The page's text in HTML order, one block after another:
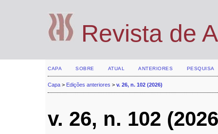
Revista de
CAPA SOBRE ATUAL ANTERIORES PESQUISA
Capa > Edições anteriores > v. 26, n. 102 (2026)
v. 26, n. 102